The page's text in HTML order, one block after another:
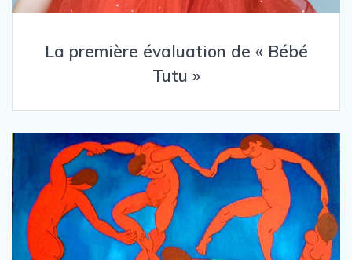
La première évaluation de « Bébé
Tutu »